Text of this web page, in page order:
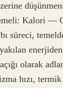
Kalori —
süreci,
olarak
hızı,